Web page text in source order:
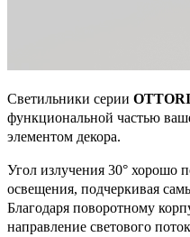
Светильники серии OTTORI
функциональной частью
элементом декора.
Угол излучения 30° хорошо
освещения, подчеркивая
Благодаря поворотному
направление светового